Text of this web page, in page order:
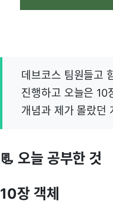
데브코스 팀원들고
진행하고 오늘은 10
개념과 제가 몰랐던
📃 오늘 공부한 것
10장 객체